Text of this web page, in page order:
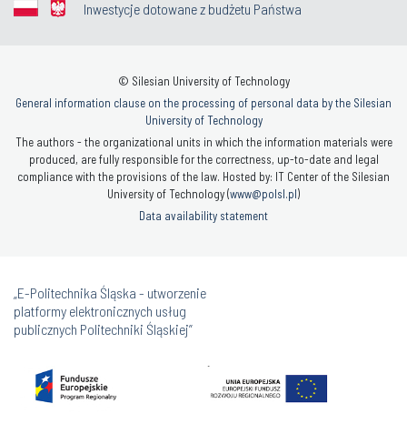
Inwestycje dotowane z budżetu Państwa
© Silesian University of Technology
General information clause on the processing of personal data by the Silesian
University of Technology
The authors - the organizational units in which the information materials were
produced, are fully responsible for the correctness, up-to-date and legal
compliance with the provisions of the law. Hosted by: IT Center of the Silesian
University of Technology (www@polsl.pl)
Data availability statement
„E-Politechnika Śląska - utworzenie
platformy elektronicznych usług
publicznych Politechniki Śląskiej”